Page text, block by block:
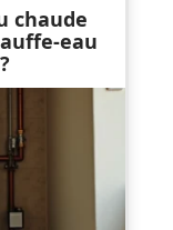
chaude
eau